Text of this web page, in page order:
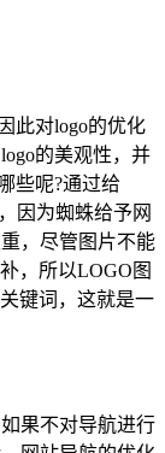
此对logo的优化
的美观性，并
些呢?通过给
因为蜘蛛给予网
，尽管图片不能
，所以LOGO图
键词，这就是一
果不对导航进行